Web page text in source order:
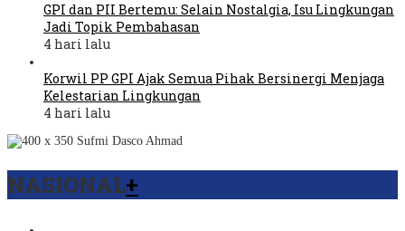
GPI dan PII Bertemu: Selain Nostalgia, Isu Lingkungan
Jadi Topik Pembahasan
4 hari lalu
Korwil PP GPI Ajak Semua Pihak Bersinergi Menjaga
Kelestarian Lingkungan
4 hari lalu
NASIONAL+